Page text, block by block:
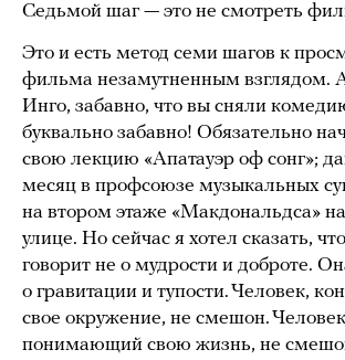
Седьмой шаг — это не смотреть
Это и есть метод семи шагов к
фильма незамутненным взглядом.
Инго, забавно, что вы сняли
буквально забавно! Обязательно
свою лекцию «Апатауэр оф сонг»;
месяц в профсоюзе музыкальных
на втором этаже «Макдональдса»
улице. Но сейчас я хотел сказать,
говорит не о мудрости и доброте.
о гравитации и тупости. Человек,
свое окружение, не смешон.
понимающий свою жизнь, не